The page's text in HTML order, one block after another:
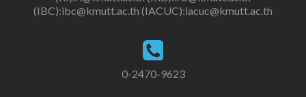
(IBC):ibc@kmutt.ac.th (IACUC):iacuc@kmutt.ac.th
0-2470-9623